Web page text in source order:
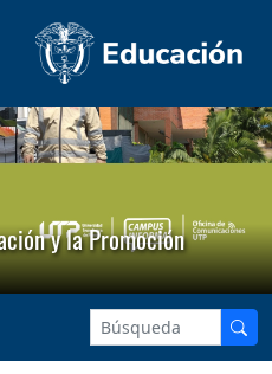
y la Promoción